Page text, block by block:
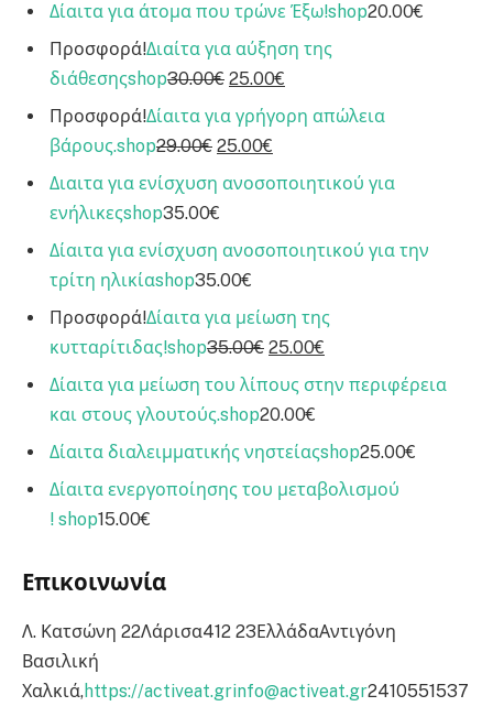
Δίαιτα για άτομα που τρώνε Έξω!shop20.00€
Προσφορά!Διαίτα για αύξηση της
διάθεσηςshop30.00€ 25.00€
Προσφορά!Δίαιτα για γρήγορη απώλεια
βάρους.shop29.00€ 25.00€
Διαιτα για ενίσχυση ανοσοποιητικού για
ενήλικεςshop35.00€
Δίαιτα για ενίσχυση ανοσοποιητικού για την
τρίτη ηλικίαshop35.00€
Προσφορά!Δίαιτα για μείωση της
κυτταρίτιδας!shop35.00€ 25.00€
Δίαιτα για μείωση του λίπους στην περιφέρεια
και στους γλουτούς.shop20.00€
Δίαιτα διαλειμματικής νηστείαςshop25.00€
Δίαιτα ενεργοποίησης του μεταβολισμού
! shop15.00€
Επικοινωνία
Λ. Κατσώνη 22Λάρισα412 23ΕλλάδαΑντιγόνη
Βασιλική
Χαλκιά,https://activeat.grinfo@activeat.gr2410551537